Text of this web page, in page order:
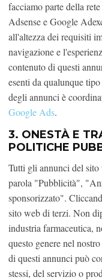
facciamo parte della
Adsense e Google
all'altezza dei requisiti
navigazione e
contenuto di questi
esenti da qualunque
degli annunci è
Google Ads.
3. ONESTÀ E
POLITICHE
Tutti gli annunci del
parola "Pubblicità",
sponsorizzato".
sito web di terzi. Non
industria farmaceutica,
questo genere nel
di questi annunci può
stessi, del servizio o